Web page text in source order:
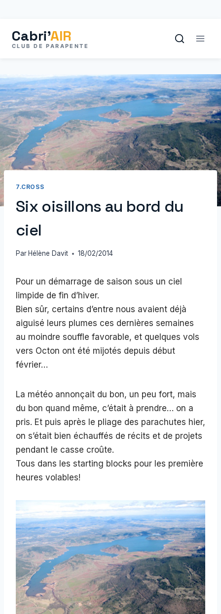
contenu
7.CROSS
Six oisillons au bord du
ciel
Par Hélène Davit 18/02/2014
Pour un démarrage de saison sous un ciel
limpide de fin d’hiver.
Bien sûr, certains d’entre nous avaient déjà
aiguisé leurs plumes ces dernières semaines
au moindre souffle favorable, et quelques vols
vers Octon ont été mijotés depuis début
février…
La météo annonçait du bon, un peu fort, mais
du bon quand même, c’était à prendre… on a
pris. Et puis après le pliage des parachutes hier,
on s’était bien échauffés de récits et de projets
pendant le casse croûte.
Tous dans les starting blocks pour les première
heures volables!